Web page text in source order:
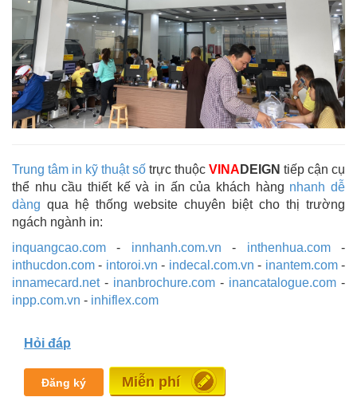
Trung tâm in kỹ thuật số trực thuộc VINA DEIGN tiếp cận cụ
thể nhu cầu thiết kế và in ấn của khách hàng nhanh dễ
dàng qua hệ thống website chuyên biệt cho thị trường
ngách ngành in:
inquangcao.com - innhanh.com.vn - inthenhua.com-
inthucdon.com - intoroi.vn - indecal.com.vn - inantem.com-
innamecard.net- inanbrochure.com - inancatalogue.com -
inpp.com.vn - inhiflex.com
Hỏi đáp
Đăng ký Miễn phí